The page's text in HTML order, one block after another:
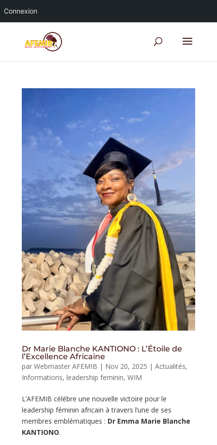
Connexion
Dr Marie Blanche KANTIONO : L’Étoile de
l’Excellence Africaine
par Webmaster AFEMIB | Nov 20, 2025 | Actualités,
Informations, leadership feminin, WIM
L’AFEMIB célèbre une nouvelle victoire pour le
leadership féminin africain à travers l’une de ses
membres emblématiques : Dr Emma Marie Blanche
KANTIONO.